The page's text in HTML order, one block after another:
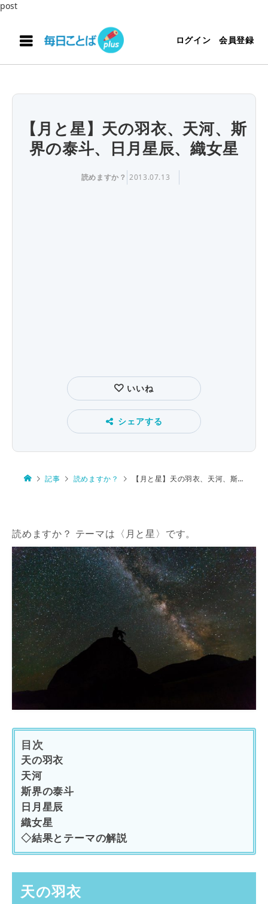
post
ログイン 会員登録
【月と星】天の羽衣、天河、斯
界の泰斗、日月星辰、織女星
読めますか？ 2013.07.13
いいね
シェアする
記事 読めますか？ 【月と星】天の羽衣、天河、斯界の泰斗、日月星辰、織女星
読めますか？ テーマは〈月と星〉です。
目次
天の羽衣
天河
斯界の泰斗
日月星辰
織女星
◇結果とテーマの解説
天の羽衣